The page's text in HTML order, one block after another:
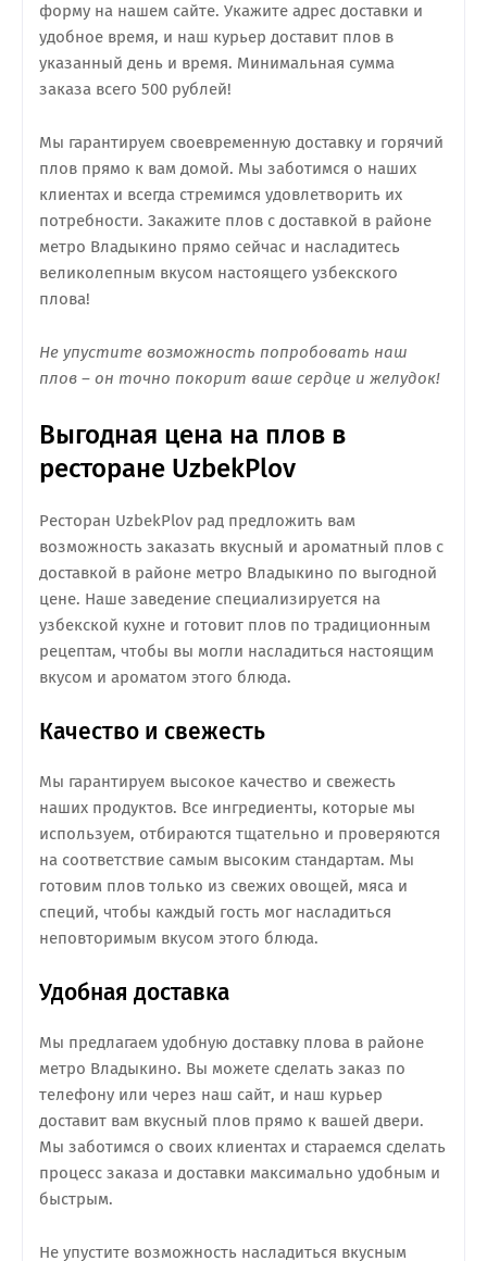
форму на нашем сайте. Укажите адрес доставки и
удобное время, и наш курьер доставит плов в
указанный день и время. Минимальная сумма
заказа всего 500 рублей!
Мы гарантируем своевременную доставку и горячий
плов прямо к вам домой. Мы заботимся о наших
клиентах и всегда стремимся удовлетворить их
потребности. Закажите плов с доставкой в районе
метро Владыкино прямо сейчас и насладитесь
великолепным вкусом настоящего узбекского
плова!
Не упустите возможность попробовать наш
плов – он точно покорит ваше сердце и желудок!
Выгодная цена на плов в
ресторане UzbekPlov
Ресторан UzbekPlov рад предложить вам
возможность заказать вкусный и ароматный плов с
доставкой в районе метро Владыкино по выгодной
цене. Наше заведение специализируется на
узбекской кухне и готовит плов по традиционным
рецептам, чтобы вы могли насладиться настоящим
вкусом и ароматом этого блюда.
Качество и свежесть
Мы гарантируем высокое качество и свежесть
наших продуктов. Все ингредиенты, которые мы
используем, отбираются тщательно и проверяются
на соответствие самым высоким стандартам. Мы
готовим плов только из свежих овощей, мяса и
специй, чтобы каждый гость мог насладиться
неповторимым вкусом этого блюда.
Удобная доставка
Мы предлагаем удобную доставку плова в районе
метро Владыкино. Вы можете сделать заказ по
телефону или через наш сайт, и наш курьер
доставит вам вкусный плов прямо к вашей двери.
Мы заботимся о своих клиентах и стараемся сделать
процесс заказа и доставки максимально удобным и
быстрым.
Не упустите возможность насладиться вкусным